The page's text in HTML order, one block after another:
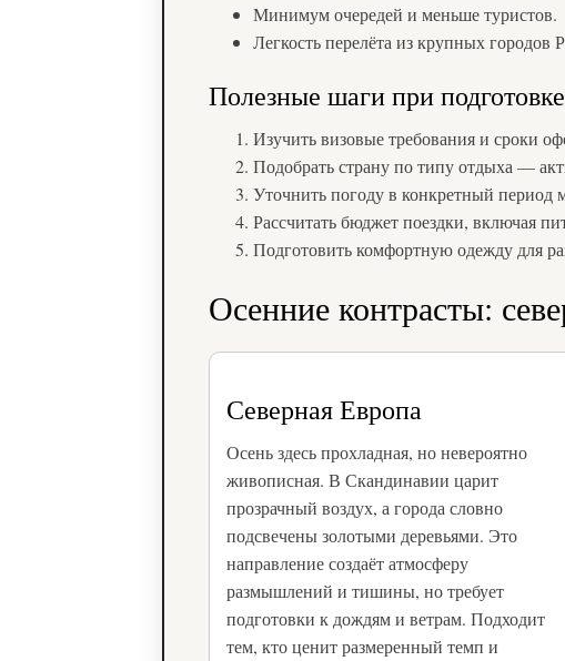
Минимум очередей и меньше туристов.
Легкость перелёта из крупных городов
Полезные шаги при подготовке
Изучить визовые требования и сроки
Подобрать страну по типу отдыха —
Уточнить погоду в конкретный период
Рассчитать бюджет поездки, включая
Подготовить комфортную одежду для
Осенние контрасты:
Северная Европа
Осень здесь прохладная, но невероятно
живописная. В Скандинавии царит
прозрачный воздух, а города словно
подсвечены золотыми деревьями. Это
направление создаёт атмосферу
размышлений и тишины, но требует
подготовки к дождям и ветрам. Подходит
тем, кто ценит размеренный темп и